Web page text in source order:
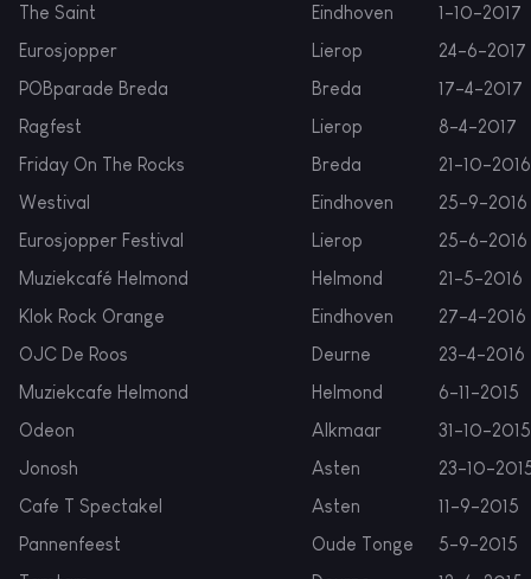
The Saint
Eindhoven
1-10-2017
Eurosjopper
Lierop
24-6-2017
POBparade Breda
Breda
17-4-2017
Ragfest
Lierop
8-4-2017
Friday On The Rocks
Breda
21-10-2016
Westival
Eindhoven
25-9-2016
Eurosjopper Festival
Lierop
25-6-2016
Muziekcafé Helmond
Helmond
21-5-2016
Klok Rock Orange
Eindhoven
27-4-2016
OJC De Roos
Deurne
23-4-2016
Muziekcafe Helmond
Helmond
6-11-2015
Odeon
Alkmaar
31-10-2015
Jonosh
Asten
23-10-
Cafe T Spectakel
Asten
11-9-2015
Pannenfeest
Oude Tonge
5-9-2015